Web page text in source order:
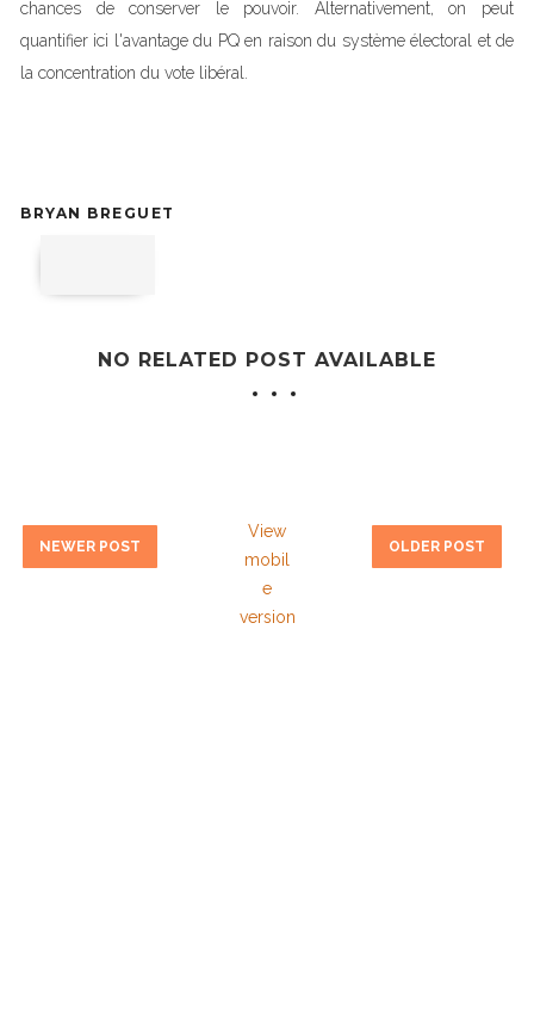
chances de conserver le pouvoir. Alternativement, on peut
quantifier ici l'avantage du PQ en raison du système électoral et de
la concentration du vote libéral.
BRYAN BREGUET
NO RELATED POST AVAILABLE
NEWER POST OLDER POST
View
mobil
e
version